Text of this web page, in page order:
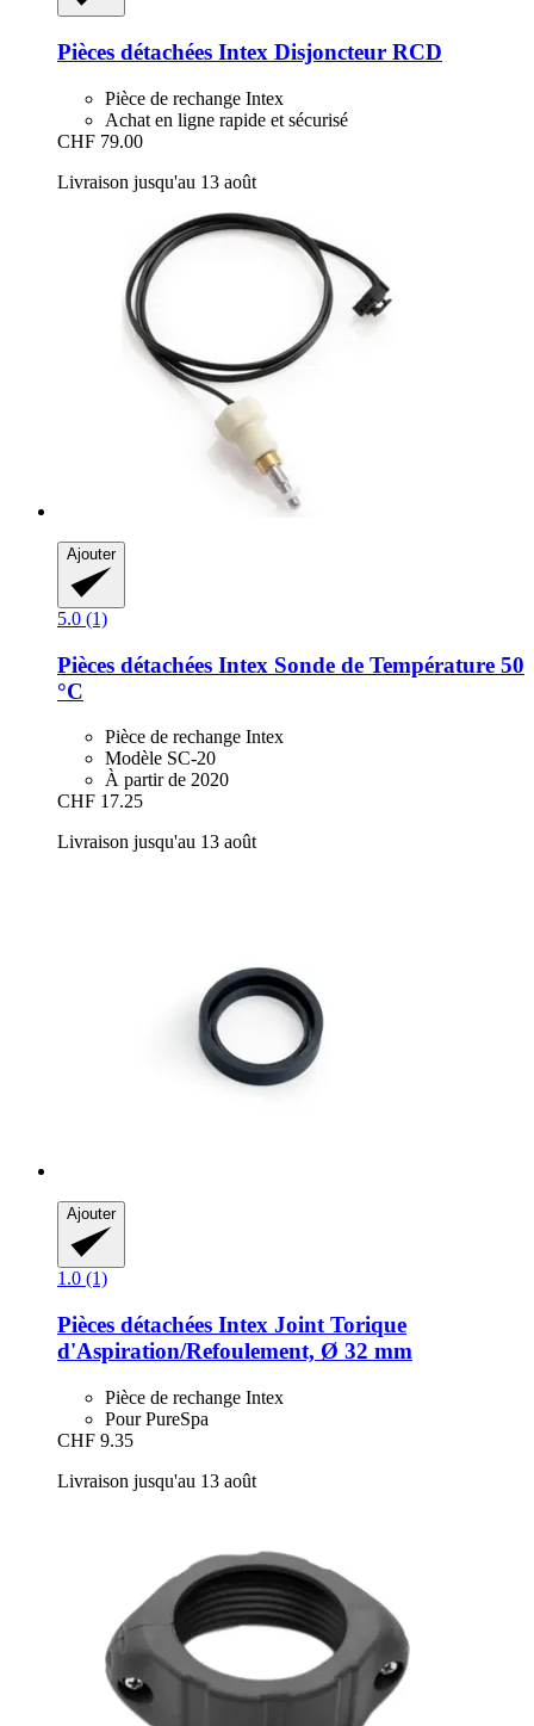
Pièces détachées Intex Disjoncteur RCD
Pièce de rechange Intex
Achat en ligne rapide et sécurisé
CHF 79.00
Livraison jusqu'au 13 août
Ajouter
5.0 (1)
Pièces détachées Intex Sonde de Température 50
°C
Pièce de rechange Intex
Modèle SC-20
À partir de 2020
CHF 17.25
Livraison jusqu'au 13 août
Ajouter
1.0 (1)
Pièces détachées Intex Joint Torique
d'Aspiration/Refoulement, Ø 32 mm
Pièce de rechange Intex
Pour PureSpa
CHF 9.35
Livraison jusqu'au 13 août